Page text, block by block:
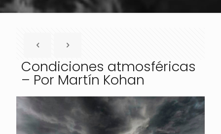
Condiciones atmosféricas
– Por Martín Kohan